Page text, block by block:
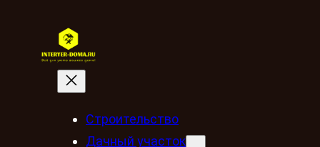
Строительство
Дачный участок